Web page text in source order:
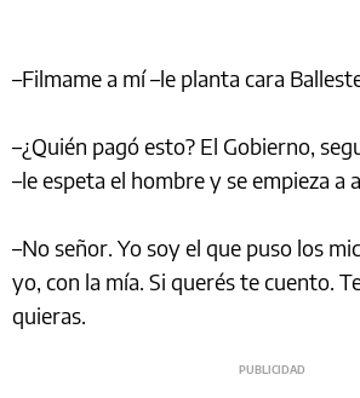
–Filmame a mí –le planta cara
–¿Quién pagó esto? El Gobierno,
–le espeta el hombre y se empieza a
–No señor. Yo soy el que puso los
yo, con la mía. Si querés te cuento.
quieras.